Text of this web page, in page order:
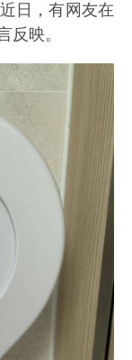
日，有网友在
反映。